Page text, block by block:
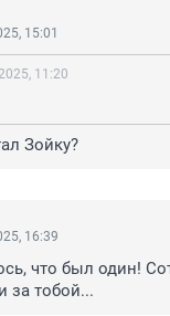
15:01
11:20
Зойку?
16:39
что был один!
за тобой...